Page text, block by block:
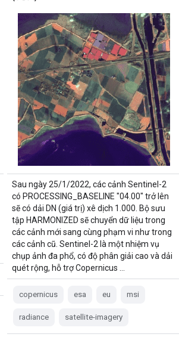
Sau ngày 25/1/2022, các cảnh Sentinel-2
có PROCESSING_BASELINE "04.00" trở lên
sẽ có dải DN (giá trị) xê dịch 1.000. Bộ sưu
tập HARMONIZED sẽ chuyển dữ liệu trong
các cảnh mới sang cùng phạm vi như trong
các cảnh cũ. Sentinel-2 là một nhiệm vụ
chụp ảnh đa phổ, có độ phân giải cao và dải
quét rộng, hỗ trợ Copernicus …
copernicus esa eu msi
radiance satellite-imagery